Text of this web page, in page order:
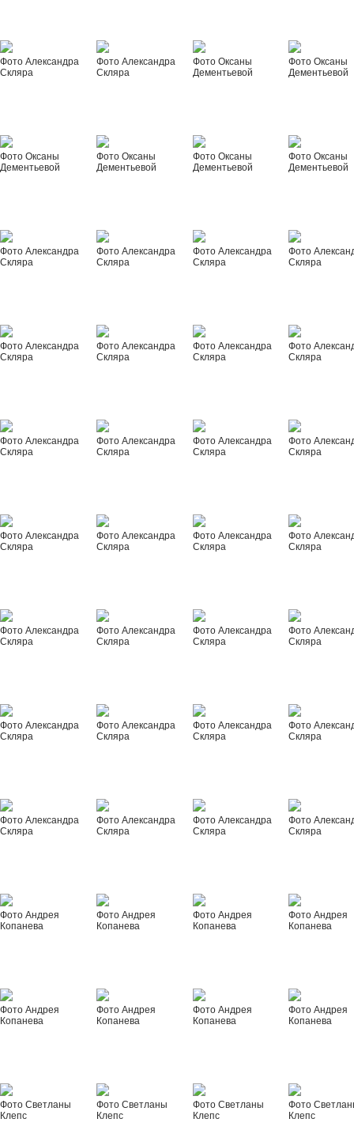
Фото Александра
Скляра
Фото Александра
Скляра
Фото Оксаны
Дементьевой
Фото Оксаны
Дементьевой
Фото Оксаны
Дементьевой
Фото Оксаны
Дементьевой
Фото Оксаны
Дементьевой
Фото Оксаны
Дементьевой
Фото Александра
Скляра
Фото Александра
Скляра
Фото Александра
Скляра
Фото
Скляра
Фото Александра
Скляра
Фото Александра
Скляра
Фото Александра
Скляра
Фото
Скляра
Фото Александра
Скляра
Фото Александра
Скляра
Фото Александра
Скляра
Фото
Скляра
Фото Александра
Скляра
Фото Александра
Скляра
Фото Александра
Скляра
Фото
Скляра
Фото Александра
Скляра
Фото Александра
Скляра
Фото Александра
Скляра
Фото
Скляра
Фото Александра
Скляра
Фото Александра
Скляра
Фото Александра
Скляра
Фото
Скляра
Фото Александра
Скляра
Фото Александра
Скляра
Фото Александра
Скляра
Фото
Скляра
Фото Андрея
Копанева
Фото Андрея
Копанева
Фото Андрея
Копанева
Фото Андрея
Копанева
Фото Андрея
Копанева
Фото Андрея
Копанева
Фото Андрея
Копанева
Фото Андрея
Копанева
Фото Светланы
Клепс
Фото Светланы
Клепс
Фото Светланы
Клепс
Фото
Клепс